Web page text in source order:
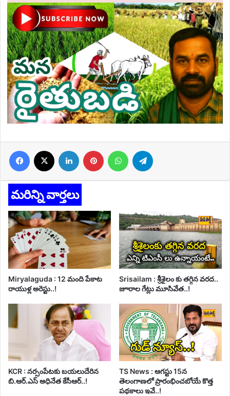
Facebook LinkedIn Pinterest WhatsApp
మరిన్ని వార్తలు
Miryalaguda : 12 మంది పేకాట
రాయుళ్ల అరెస్టు..!
Srisailam : శ్రీశైలం కు తగ్గిన వరద..
జూరాల గేట్లు మూసివేత..!
KCR : నర్సంపేటకు బయలుదేరిన
బి.ఆర్.ఎస్ అధినేత కేసీఆర్..!
TS News : ఆగస్టు 15న
తెలంగాణలో ప్రారంభించబోయే కొత్త
పథకాలు ఇవే..!